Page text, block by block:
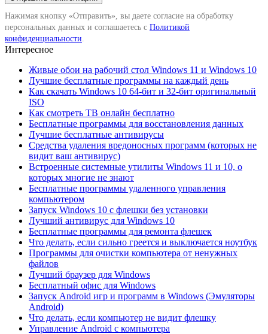
Нажимая кнопку «Отправить», вы даете согласие на обработку
персональных данных и соглашаетесь с Политикой
конфиденциальности
Интересное
Живые обои на рабочий стол Windows 11 и Windows 10
Лучшие бесплатные программы на каждый день
Как скачать Windows 10 64-бит и 32-бит оригинальный
ISO
Как смотреть ТВ онлайн бесплатно
Бесплатные программы для восстановления данных
Лучшие бесплатные антивирусы
Средства удаления вредоносных программ (которых не
видит ваш антивирус)
Встроенные системные утилиты Windows 11 и 10, о
которых многие не знают
Бесплатные программы удаленного управления
компьютером
Запуск Windows 10 с флешки без установки
Лучший антивирус для Windows 10
Бесплатные программы для ремонта флешек
Что делать, если сильно греется и выключается ноутбук
Программы для очистки компьютера от ненужных
файлов
Лучший браузер для Windows
Бесплатный офис для Windows
Запуск Android игр и программ в Windows (Эмуляторы
Android)
Что делать, если компьютер не видит флешку
Управление Android с компьютера